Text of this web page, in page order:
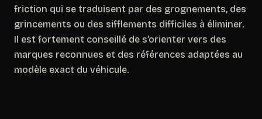
friction qui se traduisent par des grognements, des
grincements ou des sifflements difficiles à éliminer.
Il est fortement conseillé de s’orienter vers des
marques reconnues et des références adaptées au
modèle exact du véhicule.